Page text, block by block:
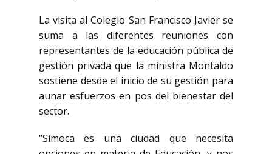
La visita al Colegio San Francisco Javier se
suma a las diferentes reuniones con
representantes de la educación pública de
gestión privada que la ministra Montaldo
sostiene desde el inicio de su gestión para
aunar esfuerzos en pos del bienestar del
sector.
“Simoca es una ciudad que necesita